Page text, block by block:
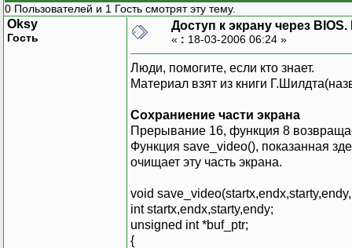
0 Пользователей и 1 Гость смотрят эту тему.
Oksy
Гость
Доступ к экрану через
« : 18-03-2006 06:24 »
Люди, помогите, если кто знает.
Материал взят из книги
Сохраниение части экрана
Прерывание 16, функция 8
Функция save_video(), показанная
очищает эту часть экрана.
void
int startx,endx,starty,endy;
unsigned int *buf_ptr;
{